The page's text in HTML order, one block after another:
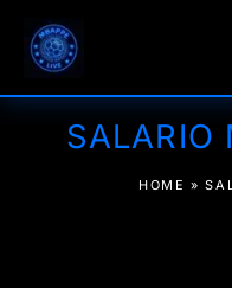
contenido
SALARIO
HOME »